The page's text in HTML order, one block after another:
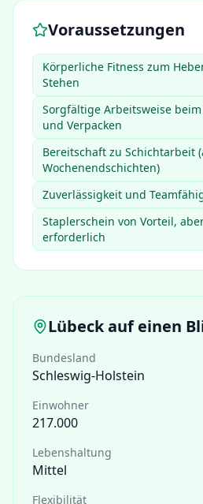
Voraussetzungen
Körperliche Fitness zum
Stehen
Sorgfältige Arbeitsweise
und Verpacken
Bereitschaft zu Schichtarbeit
Wochenendschichten)
Zuverlässigkeit und
Staplerschein von Vorteil,
erforderlich
Lübeckauf einen
Bundesland
Schleswig-Holstein
Einwohner
217.000
Lebenshaltung
Mittel
Flexibilität